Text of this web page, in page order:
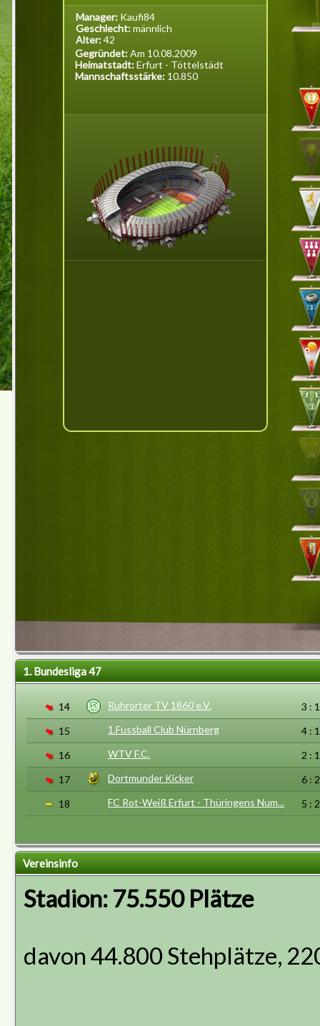
Manager: Kaufi84
Geschlecht:männlich
Alter:42
Gegründet:Am 10.08.2009
Heimatstadt:Erfurt - Töttelstädt
Mannschaftsstärke: 10.850
1. Bundesliga 47
14 Ruhrorter TV 1860 e.V.
3 :
15
1.Fussball Club Nürnberg
4 :
16
WTV F.C.
2 :
17
Dortmunder Kicker
6 :
18
FC Rot-Weiß Erfurt - Thüringens Num... 5 :
Vereinsinfo
Stadion: 75.550 Plätze
davon 44.800 Stehplätze,